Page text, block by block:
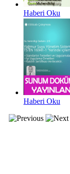
Haberi Oku
Haberi Oku